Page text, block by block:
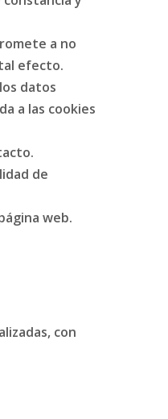
a no
efecto.
datos
a las cookies
de
web.
con